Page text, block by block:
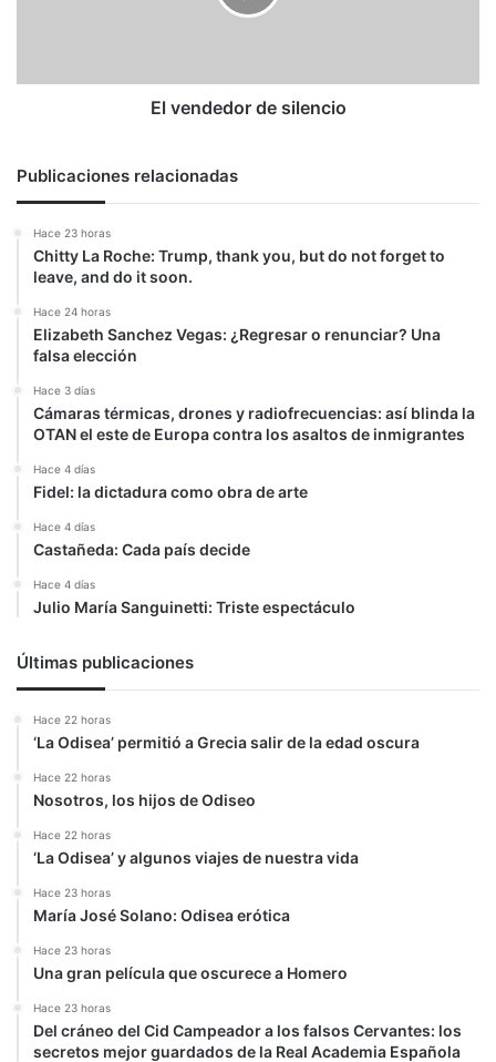
El vendedor de silencio
Publicaciones relacionadas
Hace 23 horas
Chitty La Roche: Trump, thank you, but do not forget to
leave, and do it soon.
Hace 24 horas
Elizabeth Sanchez Vegas: ¿Regresar o renunciar? Una
falsa elección
Hace 3 días
Cámaras térmicas, drones y radiofrecuencias: así blinda la
OTAN el este de Europa contra los asaltos de inmigrantes
Hace 4 días
Fidel: la dictadura como obra de arte
Hace 4 días
Castañeda: Cada país decide
Hace 4 días
Julio María Sanguinetti: Triste espectáculo
Últimas publicaciones
Hace 22 horas
‘La Odisea’ permitió a Grecia salir de la edad oscura
Hace 22 horas
Nosotros, los hijos de Odiseo
Hace 22 horas
‘La Odisea’ y algunos viajes de nuestra vida
Hace 23 horas
María José Solano: Odisea erótica
Hace 23 horas
Una gran película que oscurece a Homero
Hace 23 horas
Del cráneo del Cid Campeador a los falsos Cervantes: los
secretos mejor guardados de la Real Academia Española